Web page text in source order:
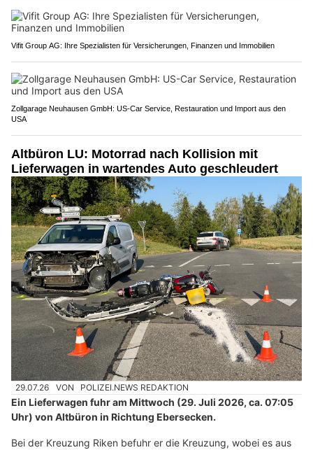
Vifit Group AG: Ihre Spezialisten für Versicherungen, Finanzen und Immobilien
Zollgarage Neuhausen GmbH: US-Car Service, Restauration und Import aus den
USA
Altbüron LU: Motorrad nach Kollision mit
Lieferwagen in wartendes Auto geschleudert
29.07.26 VON POLIZEI.NEWS REDAKTION
Ein Lieferwagen fuhr am Mittwoch (29. Juli 2026, ca. 07:05
Uhr) von Altbüron in Richtung Ebersecken.
Bei der Kreuzung Riken befuhr er die Kreuzung, wobei es aus